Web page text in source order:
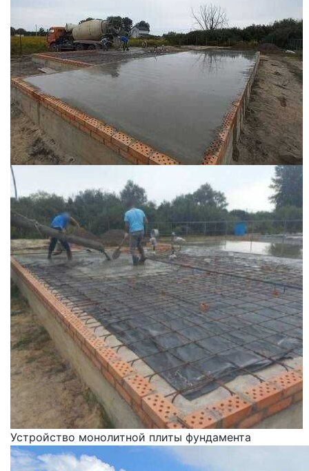
Устройство монолитной плиты фундамента